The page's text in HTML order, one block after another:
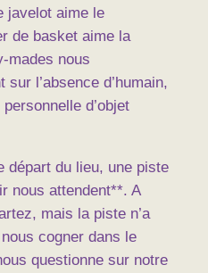
javelot aime le
de basket aime la
mades nous
l’absence d’humain,
d’objet
départ du lieu, une piste
nous attendent**. A
mais la piste n’a
cogner dans le
questionne sur notre